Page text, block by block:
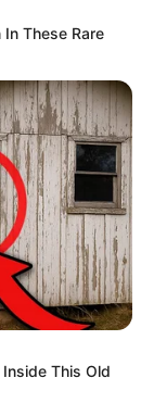
These Rare
This Old